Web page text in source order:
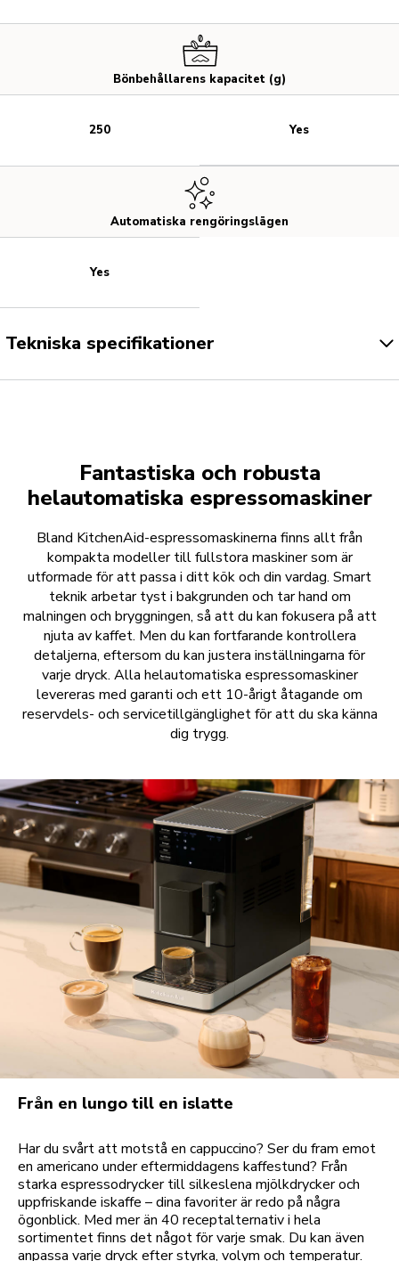
Bönbehållarens kapacitet (g)
Automatiska rengöringslägen
250
Yes
Yes
Tekniska specifikationer
Fantastiska och robusta
helautomatiska espressomaskiner
Bland KitchenAid-espressomaskinerna finns allt från
kompakta modeller till fullstora maskiner som är
utformade för att passa i ditt kök och din vardag. Smart
teknik arbetar tyst i bakgrunden och tar hand om
malningen och bryggningen, så att du kan fokusera på att
njuta av kaffet. Men du kan fortfarande kontrollera
detaljerna, eftersom du kan justera inställningarna för
varje dryck. Alla helautomatiska espressomaskiner
levereras med garanti och ett 10-årigt åtagande om
reservdels- och servicetillgänglighet för att du ska känna
dig trygg.
Från en lungo till en islatte
Har du svårt att motstå en cappuccino? Ser du fram emot
en americano under eftermiddagens kaffestund? Från
starka espressodrycker till silkeslena mjölkdrycker och
uppfriskande iskaffe – dina favoriter är redo på några
ögonblick. Med mer än 40 receptalternativ i hela
sortimentet finns det något för varje smak. Du kan även
anpassa varje dryck efter styrka, volym och temperatur.